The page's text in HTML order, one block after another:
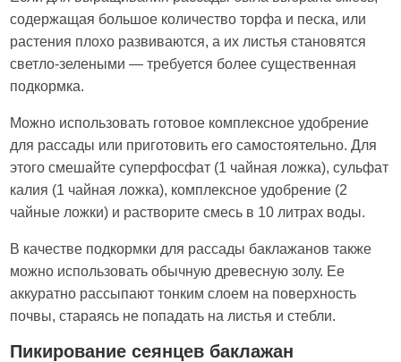
содержащая большое количество торфа и песка, или
растения плохо развиваются, а их листья становятся
светло-зелеными — требуется более существенная
подкормка.
Можно использовать готовое комплексное удобрение
для рассады или приготовить его самостоятельно. Для
этого смешайте суперфосфат (1 чайная ложка), сульфат
калия (1 чайная ложка), комплексное удобрение (2
чайные ложки) и растворите смесь в 10 литрах воды.
В качестве подкормки для рассады баклажанов также
можно использовать обычную древесную золу. Ее
аккуратно рассыпают тонким слоем на поверхность
почвы, стараясь не попадать на листья и стебли.
Пикирование сеянцев баклажан